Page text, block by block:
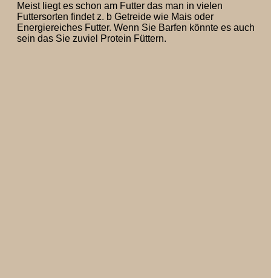
Meist liegt es schon am Futter das man in vielen
Futtersorten findet z. b Getreide wie Mais oder
Energiereiches Futter. Wenn Sie Barfen könnte es auch
sein das Sie zuviel Protein Füttern.